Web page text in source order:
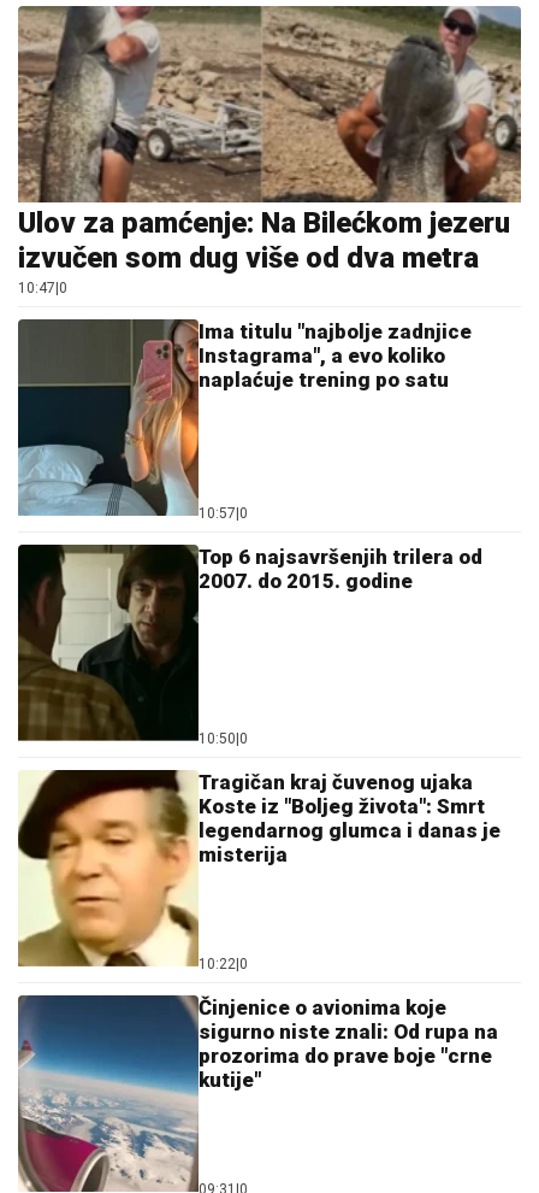
Ulov za pamćenje: Na Bilećkom jezeru
izvučen som dug više od dva metra
10:47 0
Ima titulu "najbolje zadnjice
Instagrama", a evo koliko
naplaćuje trening po satu
10:57 0
Top 6 najsavršenjih trilera od
2007. do 2015. godine
10:50 0
Tragičan kraj čuvenog ujaka
Koste iz "Boljeg života": Smrt
legendarnog glumca i danas je
misterija
10:22 0
Činjenice o avionima koje
sigurno niste znali: Od rupa na
prozorima do prave boje "crne
kutije"
09:31 0